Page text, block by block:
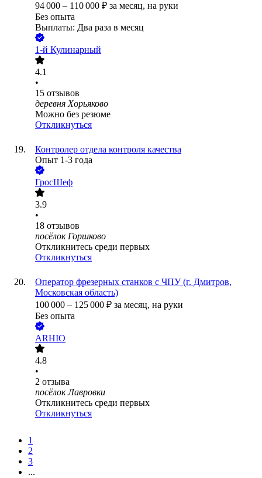
94 000 – 110 000 ₽ за месяц, на руки
Без опыта
Выплаты: Два раза в месяц
1-й Кулинарный
4.1
•
15 отзывов
деревня Хорьяково
Можно без резюме
Откликнуться
Контролер отдела контроля качества
Опыт 1-3 года
ГросШеф
3.9
•
18 отзывов
посёлок Горшково
Откликнитесь среди первых
Откликнуться
Оператор фрезерных станков с ЧПУ (г. Дмитров,
Московская область)
100 000 – 125 000 ₽ за месяц, на руки
Без опыта
АRHIO
4.8
•
2 отзыва
посёлок Лавровки
Откликнитесь среди первых
Откликнуться
1
2
3
...